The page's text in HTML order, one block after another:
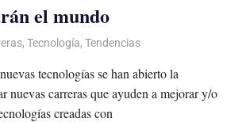
el mundo
un Poco
, Tecnología, Tendencias
tecnologías se han abierto la
nuevas carreras que ayuden a mejorar y/o
creadas con